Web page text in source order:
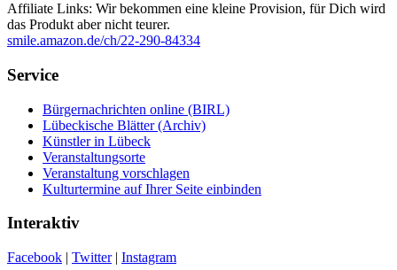
Affiliate Links: Wir bekommen eine kleine Provision, für Dich wird
das Produkt aber nicht teurer.
smile.amazon.de/ch/22-290-84334
Service
Bürgernachrichten online (BIRL)
Lübeckische Blätter (Archiv)
Künstler in Lübeck
Veranstaltungsorte
Veranstaltung vorschlagen
Kulturtermine auf Ihrer Seite einbinden
Interaktiv
Facebook | Twitter| Instagram